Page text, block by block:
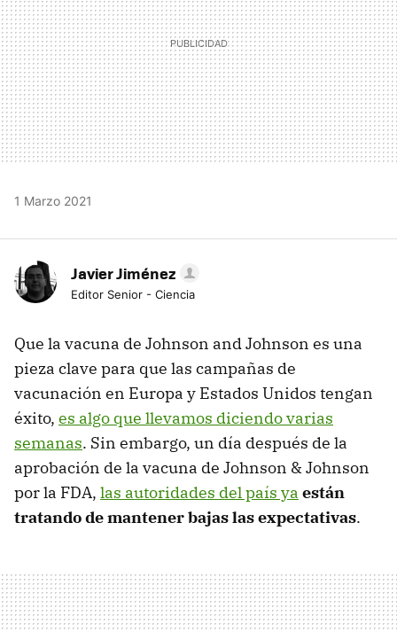
1 Marzo 2021
Javier Jiménez
Editor Senior - Ciencia
Que la vacuna de Johnson and Johnson es una
pieza clave para que las campañas de
vacunación en Europa y Estados Unidos tengan
éxito, es algo que llevamos diciendo varias
semanas. Sin embargo, un día después de la
aprobación de la vacuna de Johnson & Johnson
por la FDA, las autoridades del país ya están
tratando de mantener bajas las expectativas.